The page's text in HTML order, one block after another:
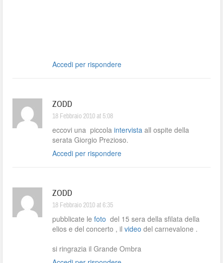
Accedi per rispondere
ZODD
18 Febbraio 2010 at 5:08
eccovi una piccolaintervista all ospite della
serata Giorgio Prezioso.
Accedi per rispondere
ZODD
18 Febbraio 2010 at 6:35
pubblicate lefoto del 15 sera della sfilata della
elios e del concerto , ilvideo del carnevalone .
si ringrazia il Grande Ombra